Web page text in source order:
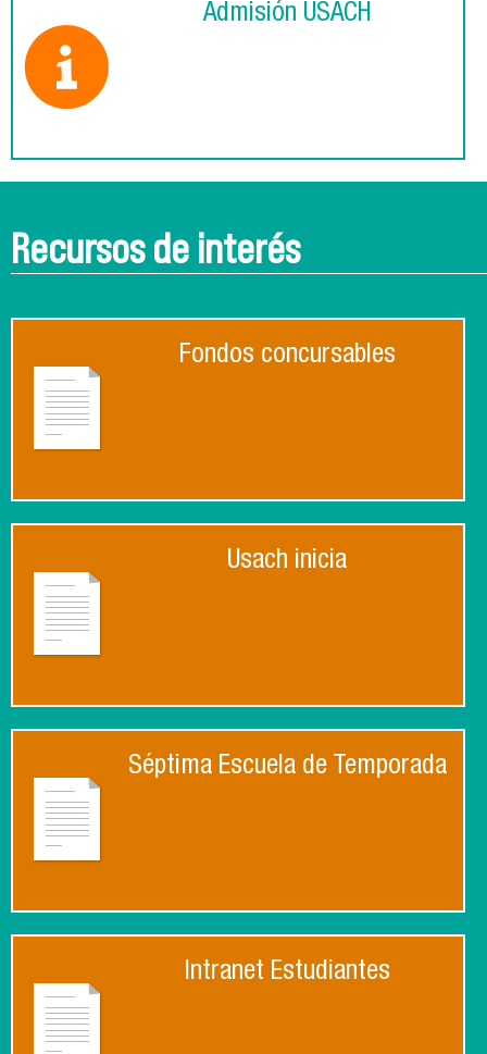
Admisión USACH
Recursos de interés
Fondos concursables
Usach inicia
Séptima Escuela de Temporada
Intranet Estudiantes